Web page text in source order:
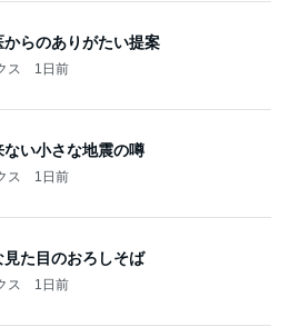
からのありがたい提案
ス 1日前
ない小さな地震の噂
ス 1日前
見た目のおろしそば
ス 1日前